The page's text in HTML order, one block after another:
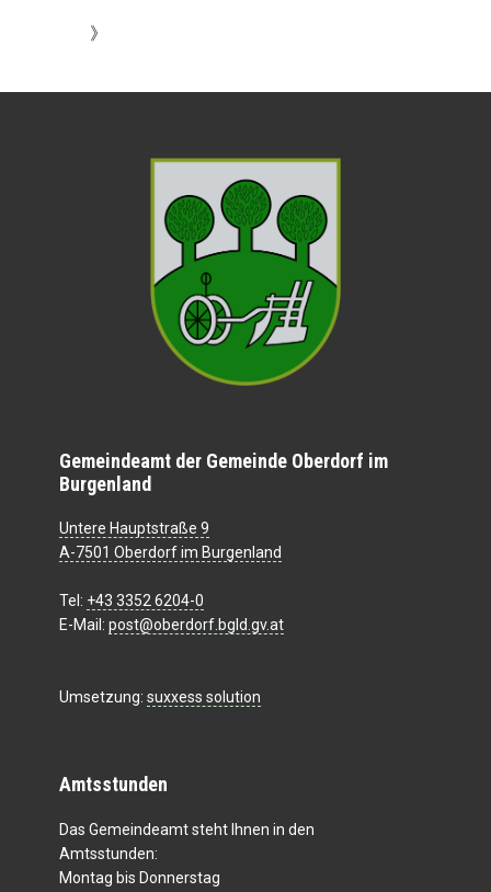
》
Gemeindeamt der Gemeinde Oberdorf im
Burgenland
Untere Hauptstraße 9
A-7501 Oberdorf im Burgenland
Tel: +43 3352 6204-0
E-Mail: post@oberdorf.bgld.gv.at
Umsetzung: suxxess solution
Amtsstunden
Das Gemeindeamt steht Ihnen in den
Amtsstunden:
Montag bis Donnerstag